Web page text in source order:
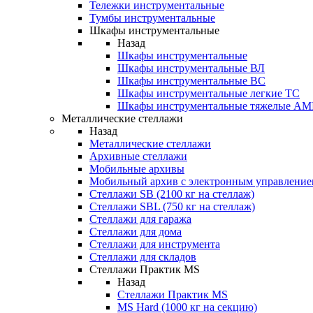
Тележки инструментальные
Тумбы инструментальные
Шкафы инструментальные
Назад
Шкафы инструментальные
Шкафы инструментальные ВЛ
Шкафы инструментальные ВС
Шкафы инструментальные легкие ТС
Шкафы инструментальные тяжелые
Металлические стеллажи
Назад
Металлические стеллажи
Архивные стеллажи
Мобильные архивы
Мобильный архив с электронным
Стеллажи SB (2100 кг на стеллаж)
Стеллажи SBL (750 кг на стеллаж)
Стеллажи для гаража
Стеллажи для дома
Стеллажи для инструмента
Стеллажи для складов
Стеллажи Практик MS
Назад
Стеллажи Практик MS
MS Hard (1000 кг на секцию)